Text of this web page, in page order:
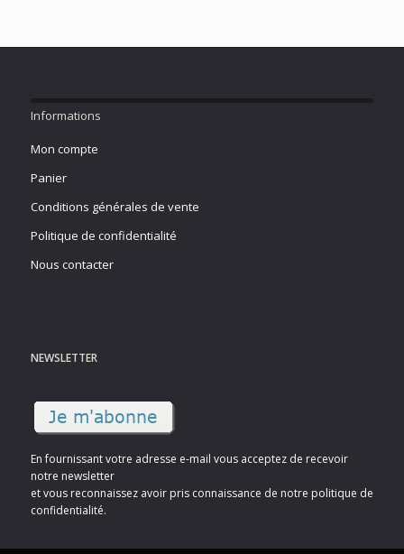
Informations
Mon compte
Panier
Conditions générales de vente
Politique de confidentialité
Nous contacter
NEWSLETTER
En fournissant votre adresse e-mail vous acceptez de recevoir
notre newsletter
et vous reconnaissez avoir pris connaissance de notre politique de
confidentialité.